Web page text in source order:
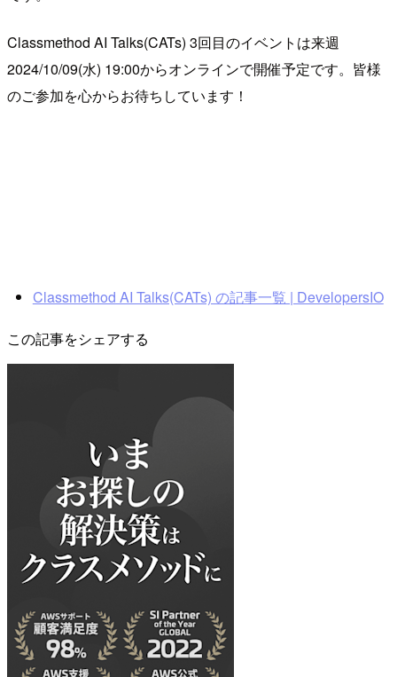
Classmethod AI Talks(CATs) 3回目のイベントは来週
2024/10/09(水) 19:00からオンラインで開催予定です。皆様
のご参加を心からお待ちしています！
Classmethod AI Talks(CATs) の記事一覧 | DevelopersIO
この記事をシェアする